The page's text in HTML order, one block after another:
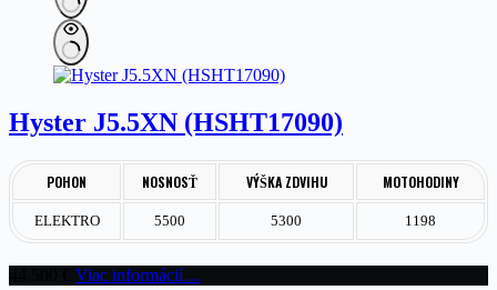
Hyster J5.5XN (HSHT17090)
POHON NOSNOSŤ VÝŠKA ZDVIHU MOTOHODINY
ELEKTRO 5500 5300 1198
Viac informácií…